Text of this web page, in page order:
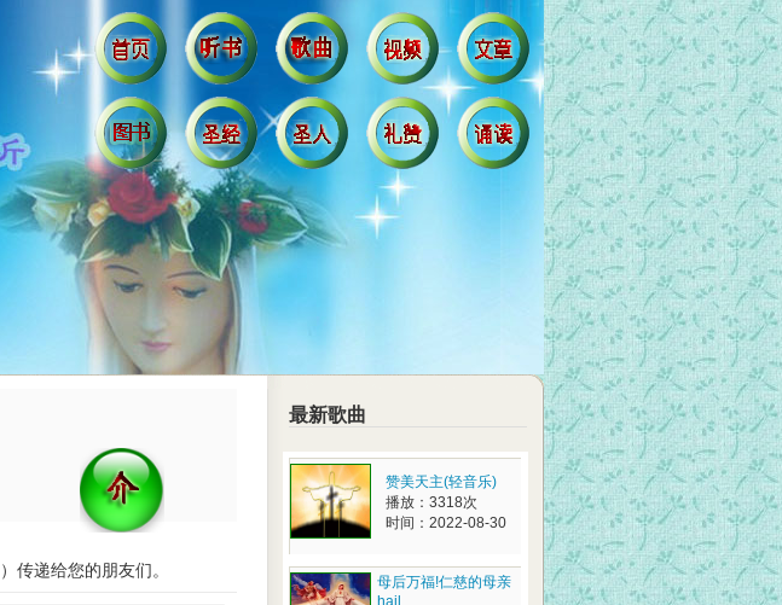
）传递给您的朋友们。
最新歌曲
赞美天主(轻音乐)
播放：3318次
时间：2022-08-30
母后万福!仁慈的母亲
hail